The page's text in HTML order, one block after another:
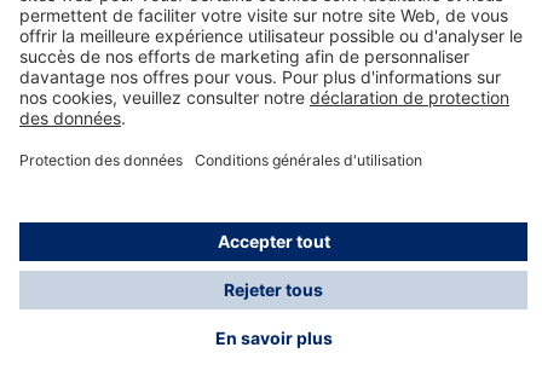
A propos de Dräger
Informations
*Les taxes et les frais d'expédition ne sont pas inclus
dans les prix indiqués, sauf mention contraire. Des frais
supplémentaires peuvent s'appliquer.